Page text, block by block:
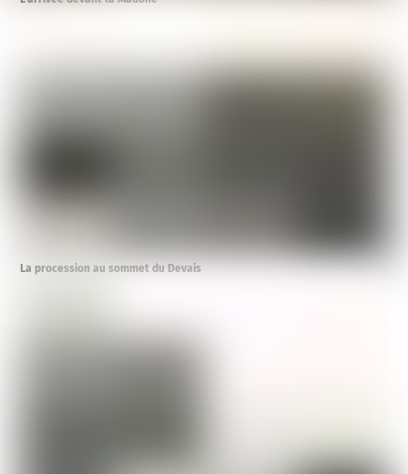
La procession au sommet du Devais